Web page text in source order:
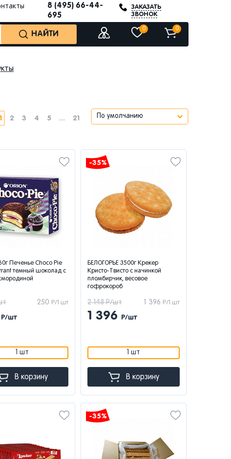
8 (495) 66-44-
695
ЗАКАЗАТЬ
ЗВОНОК
НАЙТИ
0 0
1 2 3 4 5 ... 21
Печенье Choco Pie
темный шоколад с
250 Р/1 шт
Р/шт
1 шт
В корзину
-35%
БЕЛОГОРЬЕ 3500г Крекер
Кристо-Твисто с начинкой
пломбирчик, весовое
гофрокороб
1 396 Р/1 шт
2 148 Р/шт
1 396 Р/шт
1 шт
В корзину
-35%